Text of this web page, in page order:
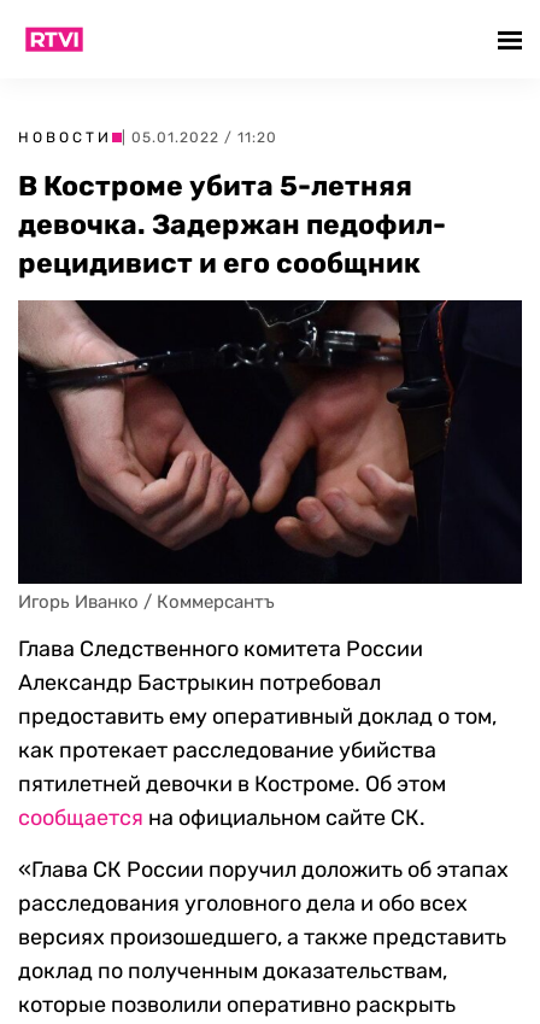
НОВОСТИ | 05.01.2022 / 11:20
В Костроме убита 5-летняя
девочка. Задержан педофил-
рецидивист и его сообщник
Игорь Иванко / Коммерсантъ
Глава Следственного комитета России
Александр Бастрыкин потребовал
предоставить ему оперативный доклад о том,
как протекает расследование убийства
пятилетней девочки в Костроме. Об этом
сообщается на официальном сайте СК.
«Глава СК России поручил доложить об этапах
расследования уголовного дела и обо всех
версиях произошедшего, а также представить
доклад по полученным доказательствам,
которые позволили оперативно раскрыть